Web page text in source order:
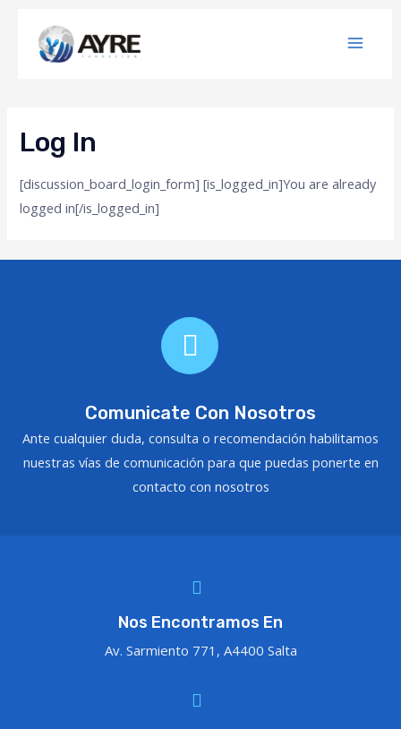
Log In
[discussion_board_login_form] [is_logged_in]You are already
logged in[/is_logged_in]
Comunicate Con Nosotros
Ante cualquier duda, consulta o recomendación habilitamos
nuestras vías de comunicación para que puedas ponerte en
contacto con nosotros
Nos Encontramos En
Av. Sarmiento 771, A4400 Salta